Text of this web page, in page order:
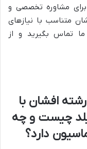
برای مشاوره تخصصی و
شیلددار ۳ رشته افشان متناسب با نیازهای
تماس بگیرید و از
تفاوت اصلی کابل شیلددار ۳ رشته افشان با
چیست و چه
دارد؟